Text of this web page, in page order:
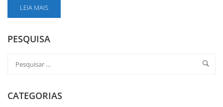
LEIA MAIS
PESQUISA
CATEGORIAS